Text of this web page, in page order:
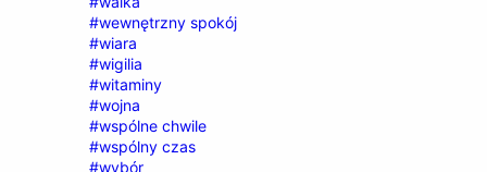
#wewnętrzny spokój
#wiara
#wigilia
#witaminy
#wojna
#wspólne chwile
#wspólny czas
#wybór